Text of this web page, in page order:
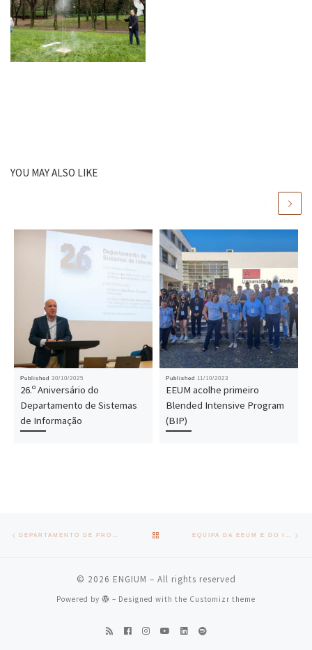
YOU MAY ALSO LIKE
Published 30/10/2025
26.º Aniversário do
Departamento de Sistemas
de Informação
Published 11/10/2023
EEUM acolhe primeiro
Blended Intensive Program
(BIP)
Post navigation DEPARTAMENTO DE PRODUÇÃO E SISTEMAS RETOMA CONSELHO CONSULTIVO BACK TO POST LIST EQUIPA DA EEUM E DO INESC TEC DISTINGUIDA NO PRÉMIO DE INOVAÇÃO IN3+
© 2026 ENGIUM – All rights reserved
Powered by – Designed with the Customizr theme